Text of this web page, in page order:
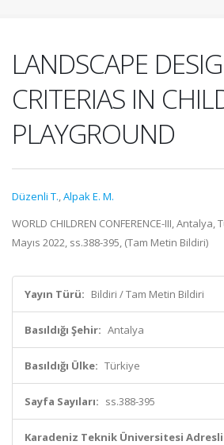
LANDSCAPE
CRITERIAS IN
PLAYGROUND
Düzenli T.,Alpak E. M.
WORLD CHILDREN CONFERENCE-III,
Mayıs 2022, ss.388-395, (Tam Metin Bildiri)
Yayın Türü: Bildiri / Tam Metin Bildiri
Basıldığı Şehir: Antalya
Basıldığı Ülke: Türkiye
Sayfa Sayıları: ss.388-395
Karadeniz Teknik Üniversitesi